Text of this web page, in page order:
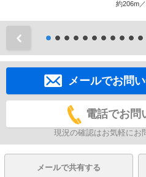
約206m
メールでお問
電話でお問
現況の確認はお気軽にお
メールで共有する